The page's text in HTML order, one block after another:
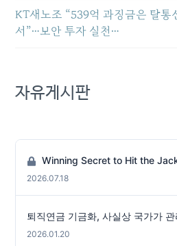
KT새노조 “539억 과징금은 탈통
서”…보안 투자 실천…
자유게시판
Winning Secret to Hit the
2026.07.18
퇴직연금 기금화, 사실상 국가가
2026.01.20